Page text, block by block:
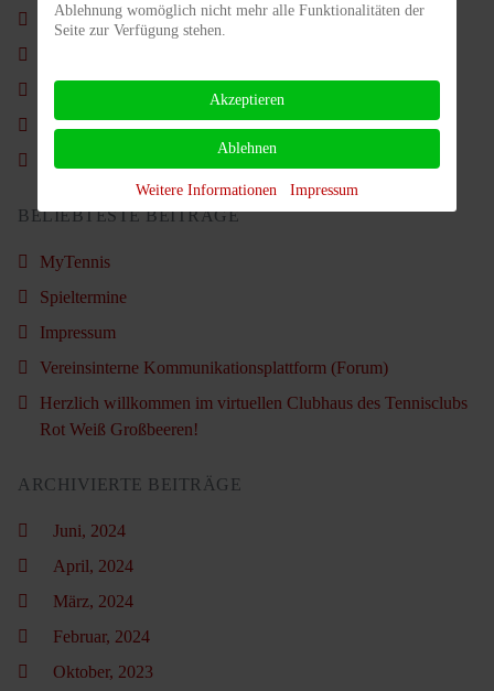
Vorstand im Amt bestätigt
Sommercamp für Erwachsene 2025
Verbandsmeisterin U 12 Feenia Kraus
Verbandsmeisterschaften der Jugend
BELIEBTESTE BEITRÄGE
MyTennis
Spieltermine
Impressum
Vereinsinterne Kommunikationsplattform (Forum)
Herzlich willkommen im virtuellen Clubhaus des Tennisclubs
Rot Weiß Großbeeren!
ARCHIVIERTE BEITRÄGE
Juni, 2024
April, 2024
März, 2024
Februar, 2024
Oktober, 2023
Ablehnung womöglich nicht mehr alle Funktionalitäten der
Seite zur Verfügung stehen.
Akzeptieren
Ablehnen
Weitere Informationen Impressum